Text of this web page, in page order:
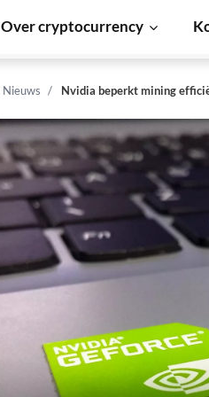
Over cryptocurrency
Nieuws Nvidia beperkt mining